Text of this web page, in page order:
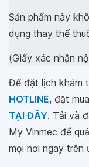
Sản phẩm này
dụng thay thế
(Giấy xác nhận
Để đặt lịch khám
HOTLINE, đặt mua
TẠI ĐÂY. Tải và
My Vinmec để
mọi nơi ngay trên